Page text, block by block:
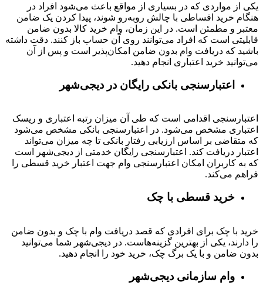
یکی از مواردی که در بسیاری از مواقع باعث می‌شود افراد در
هنگام خرید اقساطی با چالش روبه‌رو شوند، پیدا کردن یک ضامن
معتبر و مطمئن است. در این زمان، وام خرید کالا بدون ضامن
قابلیتی است که افراد می‌توانند روی آن حساب باز کنند. دقت داشته
باشید که دریافت وام بدون ضامن امکان‌پذیر است و پس از آن
می‌توانید خرید اعتباری انجام دهید.
اعتبارسنجی بانکی رایگان در دیجی‌شهر
اعتبارسنجی اقدامی است که طی آن میزان رتبه اعتباری و ریسک
اعتباری مشخص می‌شود. در اعتبارسنجی بانکی مشخص می‌شود
که متقاضی بر اساس ارزیابی رفتار بانکی تا چه میزان می‌تواند
اعتبار دریافت کند. اعتبارسنجی رایگان خدمتی از دیجی‌شهر است
که به کاربران امکان اعتبارسنجی وام جهت اعتبار خرید قسطی را
فراهم می‌کند.
خرید قسطی با چک
خرید با چک برای افرادی که قصد دریافت وام با چک و بدون ضامن
را دارند، یکی از بهترین گزینه‌هاست. در دیجی‌شهر شما می‌توانید
بدون ضامن و با یک برگ چک، خرید خود را انجام دهید.
وام سازمانی دیجی‌شهر